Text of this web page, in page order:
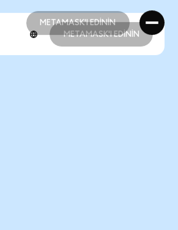
METAMASK'I EDİNİN
METAMASK'I EDİNİN
METAMASK'I EDİNİN